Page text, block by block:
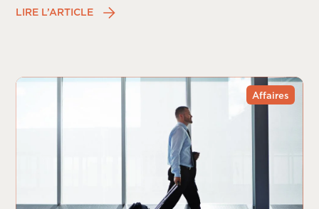
LIRE L’ARTICLE
Affaires